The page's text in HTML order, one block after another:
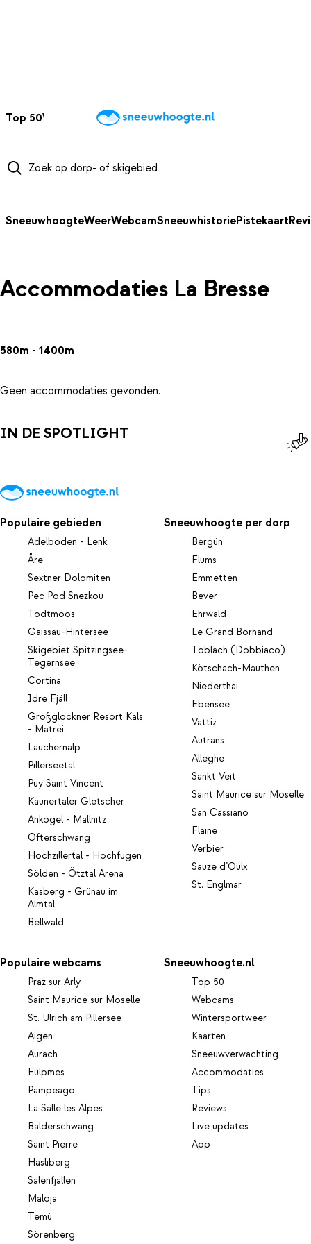
Top 50Webcams WintersportweerKaarten
SneeuwhoogteWeerWebcamSneeuwhistoriePistekaart
Accommodaties La Bresse
580m - 1400m
Geen accommodaties gevonden.
IN DE SPOTLIGHT
Populaire gebieden
Adelboden - Lenk
Åre
Sextner Dolomiten
Pec Pod Snezkou
Todtmoos
Gaissau-Hintersee
Skigebiet Spitzingsee-
Tegernsee
Cortina
Idre Fjäll
Großglockner Resort Kals
- Matrei
Lauchernalp
Pillerseetal
Puy Saint Vincent
Kaunertaler Gletscher
Ankogel - Mallnitz
Ofterschwang
Hochzillertal - Hochfügen
Sölden - Ötztal Arena
Kasberg - Grünau im
Almtal
Bellwald
Sneeuwhoogte per dorp
Bergün
Flums
Emmetten
Bever
Ehrwald
Le Grand Bornand
Toblach (Dobbiaco)
Kötschach-Mauthen
Niederthai
Ebensee
Vattiz
Autrans
Alleghe
Sankt Veit
Saint Maurice sur Moselle
San Cassiano
Flaine
Verbier
Sauze d’Oulx
St. Englmar
Populaire webcams
Praz sur Arly
Saint Maurice sur Moselle
St. Ulrich am Pillersee
Aigen
Aurach
Fulpmes
Pampeago
La Salle les Alpes
Balderschwang
Saint Pierre
Hasliberg
Sälenfjällen
Maloja
Temù
Sörenberg
Sneeuwhoogte.nl
Top 50
Webcams
Wintersportweer
Kaarten
Sneeuwverwachting
Accommodaties
Tips
Reviews
Live updates
App